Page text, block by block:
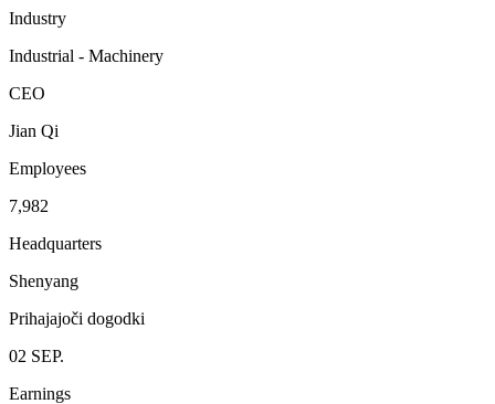
Industry
Industrial - Machinery
CEO
Jian Qi
Employees
7,982
Headquarters
Shenyang
Prihajajoči dogodki
02 SEP.
Earnings